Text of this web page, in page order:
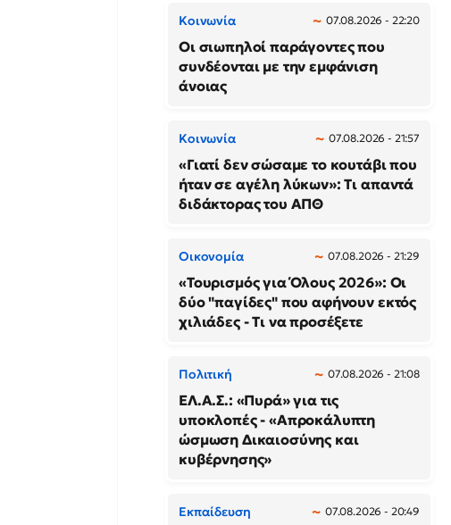
Κοινωνία 07.08.2026 - 22:20
Οι σιωπηλοί παράγοντες που
συνδέονται με την εμφάνιση
άνοιας
Κοινωνία 07.08.2026 - 21:57
«Γιατί δεν σώσαμε το κουτάβι που
ήταν σε αγέλη λύκων»: Τι απαντά
διδάκτορας του ΑΠΘ
Οικονομία 07.08.2026 - 21:29
«Τουρισμός για Όλους 2026»: Οι
δύο "παγίδες" που αφήνουν εκτός
χιλιάδες - Τι να προσέξετε
Πολιτική 07.08.2026 - 21:08
ΕΛ.Α.Σ.: «Πυρά» για τις
υποκλοπές - «Απροκάλυπτη
ώσμωση Δικαιοσύνης και
κυβέρνησης»
Εκπαίδευση 07.08.2026 - 20:49